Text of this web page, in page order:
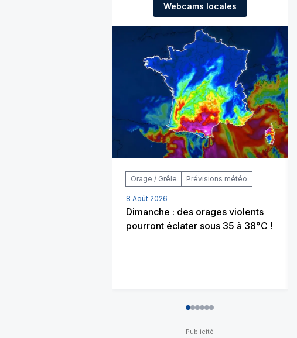
Webcams locales
Orage / Grêle Prévisions météo
8 Août 2026
Dimanche : des orages violents
pourront éclater sous 35 à 38°C !
012345